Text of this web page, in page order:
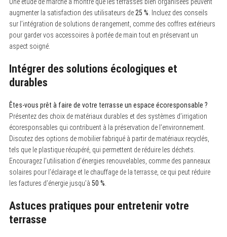
augmenter la satisfaction des utilisateurs de 25 % . Incluez des conseils
sur l’intégration de solutions de rangement, comme des coffres extérieurs
pour garder vos accessoires à portée de main tout en préservant un
aspect soigné.
Intégrer des solutions écologiques et
durables
Êtes-vous prêt à faire de votre terrasse un espace écoresponsable ?
Présentez des choix de matériaux durables et des systèmes d’irrigation
écoresponsables qui contribuent à la préservation de l’environnement.
Discutez des options de mobilier fabriqué à partir de matériaux recyclés,
tels que le plastique récupéré, qui permettent de réduire les déchets.
Encouragez l’utilisation d’énergies renouvelables, comme des panneaux
solaires pour l’éclairage et le chauffage de la terrasse, ce qui peut réduire
les factures d’énergie jusqu’à 50 %
Astuces pratiques pour entretenir votre
terrasse